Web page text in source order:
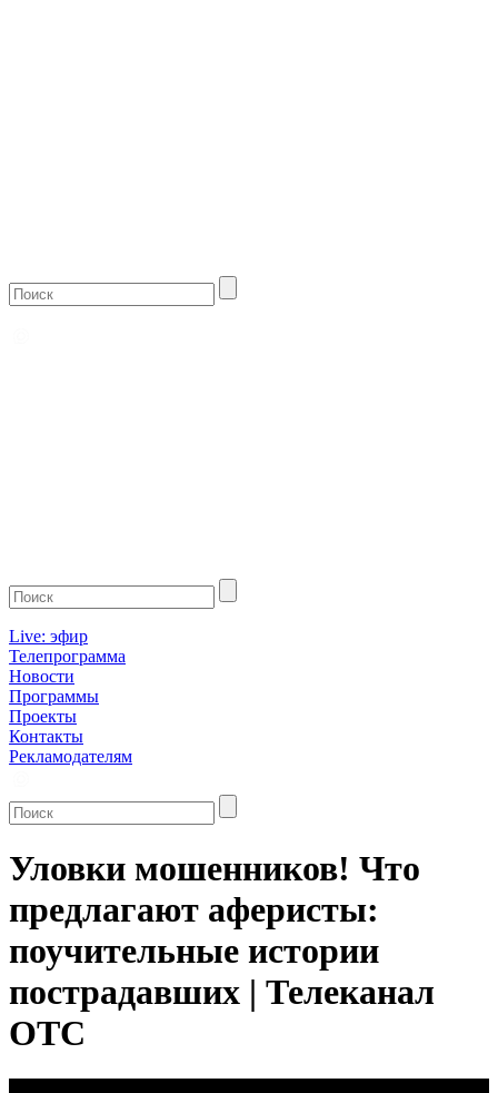
Live: эфир
Телепрограмма
Новости
Программы
Проекты
Контакты
Рекламодателям
Уловки мошенников! Что
предлагают аферисты:
поучительные истории
пострадавших | Телеканал
ОТС